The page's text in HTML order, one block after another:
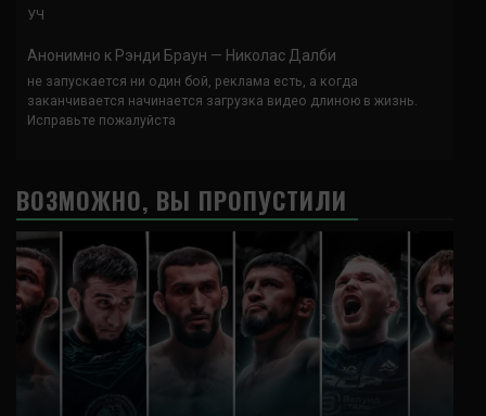
УЧ
Анонимно к Рэнди Браун — Николас Далби
не запускается ни один бой, реклама есть, а когда
заканчивается начинается загрузка видео длиною в жизнь.
Исправьте пожалуйста
ВОЗМОЖНО, ВЫ ПРОПУСТИЛИ